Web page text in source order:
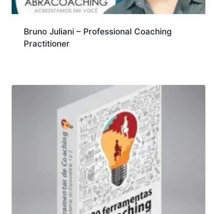
Bruno Juliani – Professional Coaching
Practitioner